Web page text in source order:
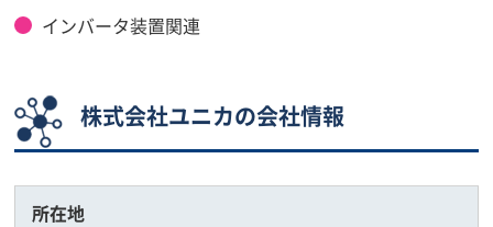
インバータ装置関連
株式会社ユニカの会社情報
所在地